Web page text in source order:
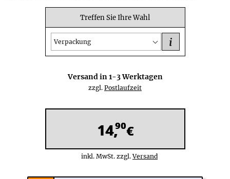
Treffen Sie Ihre Wahl
Verpackung i
Versand in1-3Werktagen
zzgl. Postlaufzeit
14,90€
inkl. MwSt. zzgl.Versand